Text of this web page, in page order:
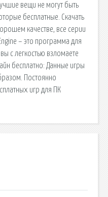
вещи не могут быть
бесплатные. Скачать
качестве, все серии
– это программа для
с легкостью взломаете
бесплатно: Данные игры
Постоянно
игр для ПК